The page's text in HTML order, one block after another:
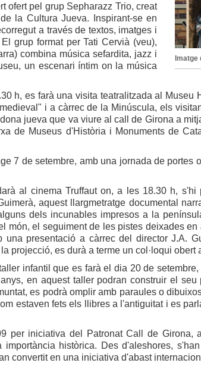
Imatge
ofert pel grup Sepharazz Trio, creat
la Cultura Jueva. Inspirant-se en
a través de textos, imatges i
grup format per Tati Cervià (veu),
combina música sefardita, jazz i
un escenari íntim on la música
h, es farà una visita teatralitzada al Museu
i a càrrec de la Minúscula, els
jueva que va viure al call de Girona a
de Museus d'Història i Monuments de
7 de setembre, amb una jornada de portes
al cinema Truffaut on, a les 18.30 h, s'hi
aquest llargmetratge documental
dels incunables impresos a la
món, el seguiment de les pistes deixades
una presentació a càrrec del director J.A.
projecció, es durà a terme un col·loqui obert
infantil que es farà el dia 20 de
en aquest taller podran construir el seu
es podrà omplir amb paraules o
estaven fets els llibres a l'antiguitat i es
per iniciativa del Patronat Call de Girona,
històrica. Des d'aleshores,
convertit en una iniciativa d'abast